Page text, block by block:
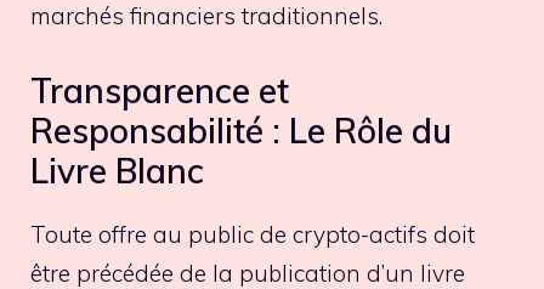
marchés financiers traditionnels.
Transparence et
Responsabilité : Le Rôle du
Livre Blanc
Toute offre au public de crypto-actifs doit
être précédée de la publication d’un livre